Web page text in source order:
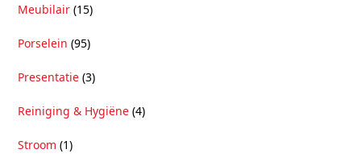
Meubilair (15)
Porselein (95)
Presentatie (3)
Reiniging & Hygiëne (4)
Stroom (1)